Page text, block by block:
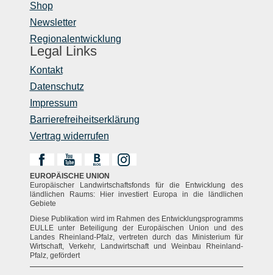
Shop
Newsletter
Regionalentwicklung
Legal Links
Kontakt
Datenschutz
Impressum
Barrierefreiheitserklärung
Vertrag widerrufen
EUROPÄISCHE UNION
Europäischer Landwirtschaftsfonds für die Entwicklung des
ländlichen Raums: Hier investiert Europa in die ländlichen
Gebiete
Diese Publikation wird im Rahmen des Entwicklungsprogramms
EULLE unter Beteiligung der Europäischen Union und des
Landes Rheinland-Pfalz, vertreten durch das Ministerium für
Wirtschaft, Verkehr, Landwirtschaft und Weinbau Rheinland-
Pfalz, gefördert